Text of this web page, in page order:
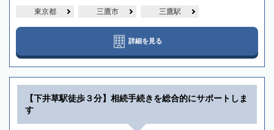
東京都 三鷹市 三鷹駅
詳細を見る
【下井草駅徒歩３分】相続手続きを総合的にサポートしま
す